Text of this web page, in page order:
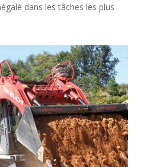
dans les tâches les plus